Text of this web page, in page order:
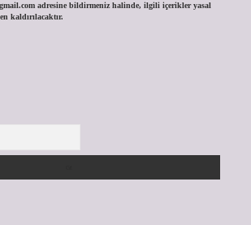
adresine bildirmeniz halinde, ilgili içerikler yasal
kaldırılacaktır.